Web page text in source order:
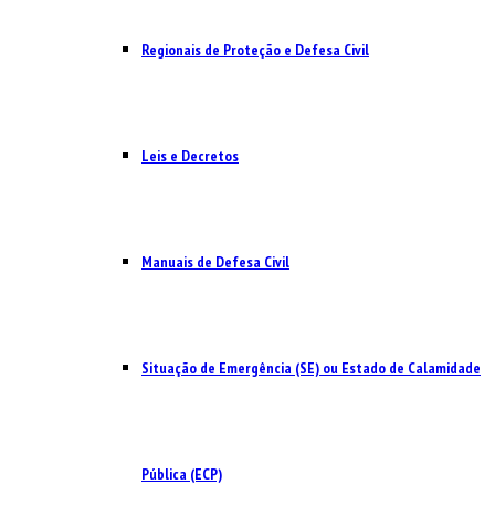
Regionais de Proteção e Defesa Civil
Leis e Decretos
Manuais de Defesa Civil
Situação de Emergência (SE) ou Estado de Calamidade
Pública (ECP)